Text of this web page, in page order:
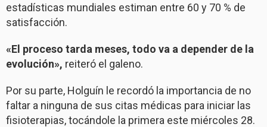
estadísticas mundiales estiman entre 60 y 70 % de
satisfacción.
«El proceso tarda meses, todo va a depender de la
evolución», reiteró el galeno.
Por su parte, Holguín le recordó la importancia de no
faltar a ninguna de sus citas médicas para iniciar las
fisioterapias, tocándole la primera este miércoles 28.